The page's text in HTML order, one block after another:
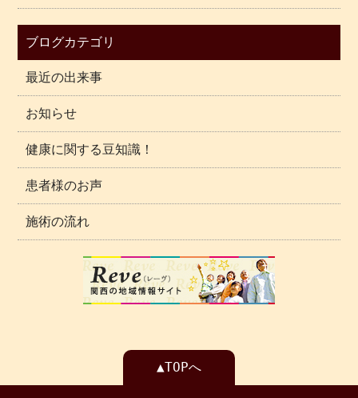
ブログカテゴリ
最近の出来事
お知らせ
健康に関する豆知識！
患者様のお声
施術の流れ
▲TOPへ